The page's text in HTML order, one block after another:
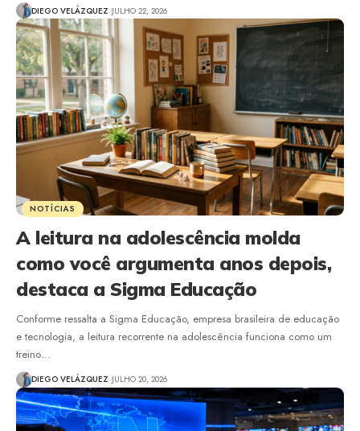
DIEGO VELÁZQUEZ JULHO 22, 2026
NOTÍCIAS
A leitura na adolescência molda
como você argumenta anos depois,
destaca a Sigma Educação
Conforme ressalta a Sigma Educação, empresa brasileira de educação
e tecnologia, a leitura recorrente na adolescência funciona como um
treino…
DIEGO VELÁZQUEZ JULHO 20, 2026